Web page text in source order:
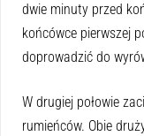
dwie minuty przed
końcówce pierwszej
doprowadzić do
W drugiej połowie
rumieńców. Obie